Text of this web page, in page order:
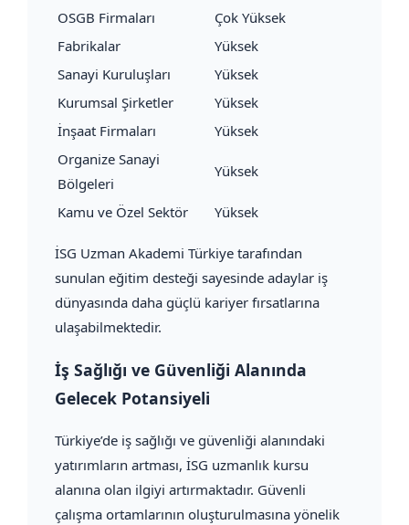
OSGB Firmaları
Çok Yüksek
Fabrikalar
Yüksek
Sanayi Kuruluşları
Yüksek
Kurumsal Şirketler
Yüksek
İnşaat Firmaları
Yüksek
Organize Sanayi
Bölgeleri
Yüksek
Kamu ve Özel Sektör Yüksek
İSG Uzman Akademi Türkiye tarafından
sunulan eğitim desteği sayesinde adaylar iş
dünyasında daha güçlü kariyer fırsatlarına
ulaşabilmektedir.
İş Sağlığı ve Güvenliği Alanında
Gelecek Potansiyeli
Türkiye’de iş sağlığı ve güvenliği alanındaki
yatırımların artması, İSG uzmanlık kursu
alanına olan ilgiyi artırmaktadır. Güvenli
çalışma ortamlarının oluşturulmasına yönelik